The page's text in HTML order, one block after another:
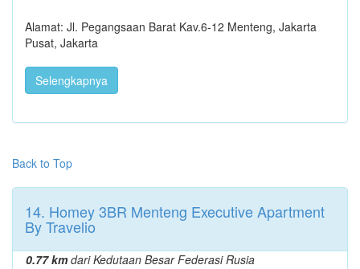
Alamat: Jl. Pegangsaan Barat Kav.6-12 Menteng, Jakarta
Pusat, Jakarta
Selengkapnya
Back to Top
14. Homey 3BR Menteng Executive Apartment
By Travelio
0.77 kmdari Kedutaan Besar Federasi Rusia